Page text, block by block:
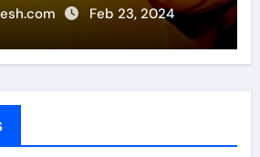
Feb 23, 2024